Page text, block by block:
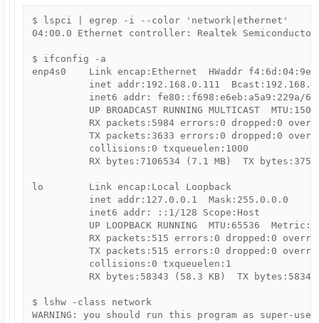
$ lspci | egrep -i --color 'network|ethernet'
04:00.0 Ethernet controller: Realtek
$ ifconfig -a
enp4s0    Link encap:Ethernet  HWaddr
inet addr:192.168.0.111
inet6 addr: fe80::f698:e6eb:a5a9:229a/
UP BROADCAST RUNNING MULTICAST
RX packets:5984 errors:0 dropped:0
TX packets:3633 errors:0 dropped:0
          collisions:0 txqueuelen:1000
RX bytes:7106534 (7.1 MB)  TX
lo        Link encap:Local Loopback
          inet addr:127.0.0.1  Mask:255.0.0.0
          inet6 addr: ::1/128 Scope:Host
          UP LOOPBACK RUNNING  MTU:65536  Metric:1
RX packets:515 errors:0 dropped:0
TX packets:515 errors:0 dropped:0
          collisions:0 txqueuelen:1
RX bytes:58343 (58.3 KB)  TX
$ lshw -class network
WARNING: you should run this program as super-